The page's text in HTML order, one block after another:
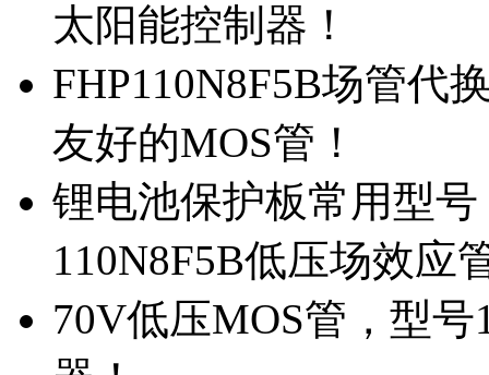
太阳能控制器！
FHP110N8F5B场管代
友好的MOS管！
锂电池保护板常用型
110N8F5B低压场效应
70V低压MOS管，型